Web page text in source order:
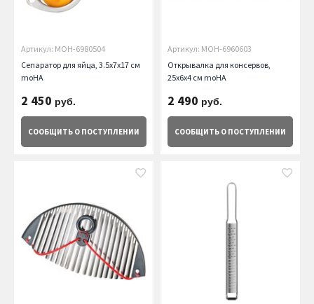
Артикул: MOH-6980504
Сепаратор для яйца, 3.5х7х17 см
moHA
2 450 руб.
СООБЩИТЬ О ПОСТУПЛЕНИИ
Артикул: MOH-6960603
Открывалка для консервов,
25х6х4 см moHA
2 490 руб.
СООБЩИТЬ О ПОСТУПЛЕНИИ